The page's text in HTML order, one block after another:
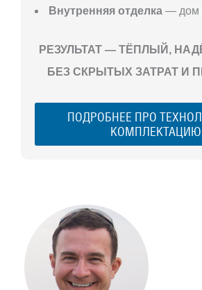
Внутренняя отделка — дом
РЕЗУЛЬТАТ — ТЁПЛЫЙ,
БЕЗ СКРЫТЫХ ЗАТРАТ И
ПОДРОБНЕЕ ПРО
КОМПЛЕКТАЦИЮ